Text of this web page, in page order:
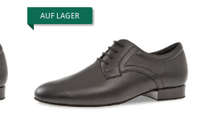
AUF LAGER